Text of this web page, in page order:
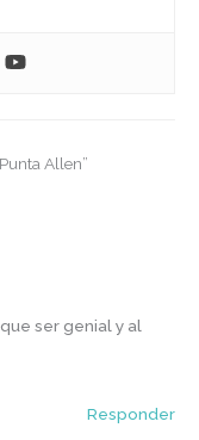
Allen”
ser genial y al
Responder